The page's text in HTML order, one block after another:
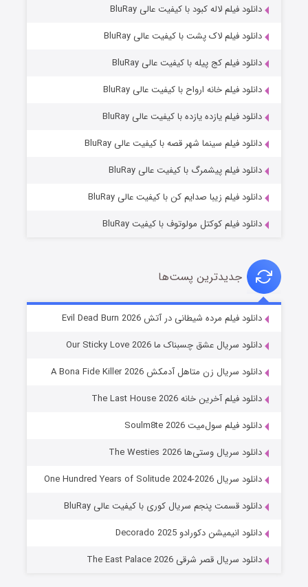
شوهر
قسمت۲ (زیرنویس) منتشر شد
دانلود فیلم لاله کبود با کیفیت عالی BluRay
دانلود فیلم لاک پشت با کیفیت عالی BluRay
دانلود فیلم کج‌ پیله با کیفیت عالی BluRay
دانلود فیلم خانه ارواح با کیفیت عالی BluRay
دانلود فیلم یازده یازده با کیفیت عالی BluRay
دانلود فیلم سینما شهر قصه با کیفیت عالی BluRay
دانلود فیلم پیشمرگ با کیفیت عالی BluRay
دانلود فیلم زیبا صدایم کن با کیفیت عالی BluRay
دانلود فیلم کوکتل مولوتوف با کیفیت BluRay
جدیدترین پست‌ها
دانلود فیلم مرده شیطانی در آتش Evil Dead Burn 2026
دانلود سریال عشق چسبناک ما Our Sticky Love 2026
دانلود سریال زن متاهل آدمکش A Bona Fide Killer 2026
دانلود فیلم آخرین خانه The Last House 2026
دانلود فیلم سول‌میت Soulm8te 2026
دانلود سریال وستی‌ها The Westies 2026
دانلود سریال One Hundred Years of Solitude 2024-2026
دانلود قسمت پنجم سریال کوری با کیفیت عالی BluRay
دانلود انیمیشن دکورادو Decorado 2025
دانلود سریال قصر شرقی The East Palace 2026